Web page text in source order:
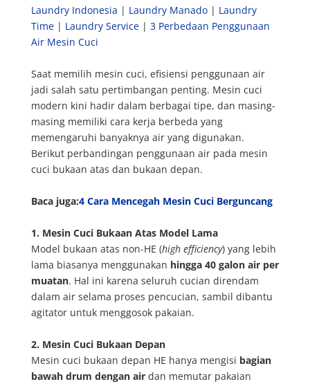
Laundry Indonesia | Laundry Manado| Laundry
Time| Laundry Service| 3 Perbedaan Penggunaan
Air Mesin Cuci
Saat memilih mesin cuci, efisiensi penggunaan air
jadi salah satu pertimbangan penting. Mesin cuci
modern kini hadir dalam berbagai tipe, dan masing-
masing memiliki cara kerja berbeda yang
memengaruhi banyaknya air yang digunakan.
Berikut perbandingan penggunaan air pada mesin
cuci bukaan atas dan bukaan depan.
Baca juga:4 Cara Mencegah Mesin Cuci Berguncang
1. Mesin Cuci Bukaan Atas Model Lama
Model bukaan atas non-HE (high efficiency) yang lebih
lama biasanya menggunakan hingga 40 galon air per
muatan. Hal ini karena seluruh cucian direndam
dalam air selama proses pencucian, sambil dibantu
agitator untuk menggosok pakaian.
2. Mesin Cuci Bukaan Depan
Mesin cuci bukaan depan HE hanya mengisi bagian
bawah drum dengan airdan memutar pakaian